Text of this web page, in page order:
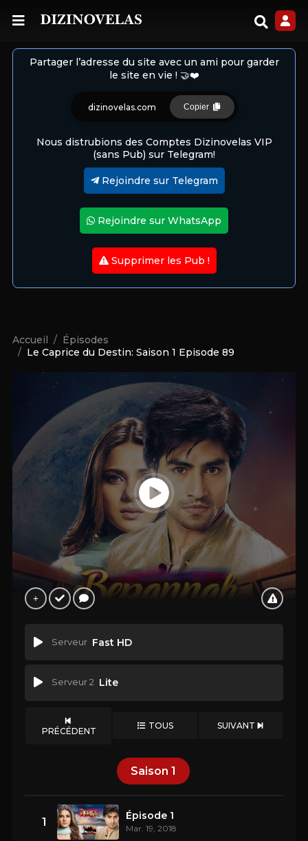
Partager l’adresse du site avec un ami pour garder
le site en vie ! 🤝❤️
dizinovelas.com Copier
Nous distrubions des Comptes Dizinovelas VIP
(sans Pub) sur Telegram!
Rejoindre sur Telegram
Rejoindre sur WhatsApp
Supprimer les Pub !
Accueil
Épisodes
Le Caprice du Destin: Saison 1 Episode 89
Serveur Fast HD
Serveur 2 Lite
PRÉCÉDENT TOUS SUIVANT
Saison 1
1 Épisode 1
Mar. 19, 2018